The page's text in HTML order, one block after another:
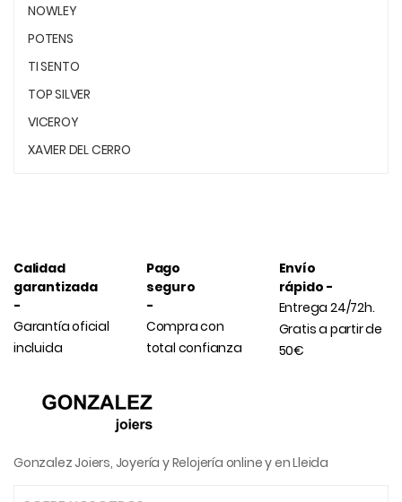
NOWLEY
POTENS
TI SENTO
TOP SILVER
VICEROY
XAVIER DEL CERRO
Calidad
garantizada
-
Garantía oficial
incluida
Pago
seguro
-
Compra con
total confianza
Envío
rápido -
Entrega 24/72h.
Gratis a partir de
50€
Gonzalez Joiers, Joyería y Relojería online y en Lleida